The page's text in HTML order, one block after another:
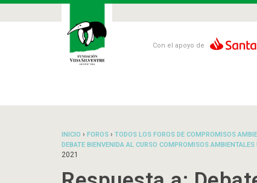
Con el apoyo de
INICIO › FOROS › TODOS LOS FOROS DE COMPROMISOS
DEBATE BIENVENIDA AL CURSO COMPROMISOS AMBIENTALES
2021